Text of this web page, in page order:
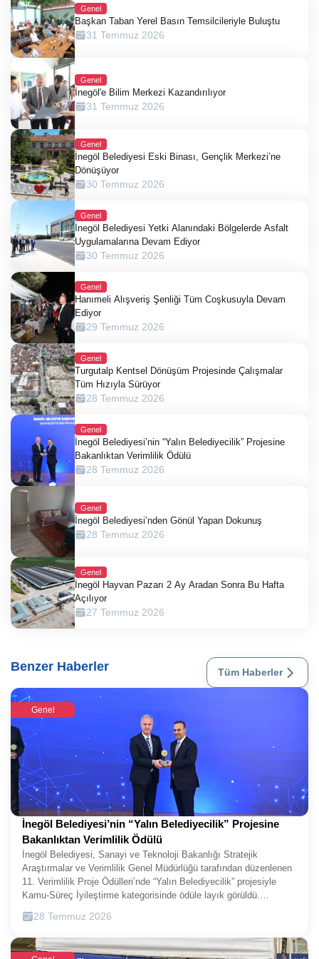
Genel
Başkan Taban Yerel Basın Temsilcileriyle Buluştu
31 Temmuz 2026
Genel
İnegöl'e Bilim Merkezi Kazandırılıyor
31 Temmuz 2026
Genel
İnegöl Belediyesi Eski Binası, Gençlik Merkezi’ne
Dönüşüyor
30 Temmuz 2026
Genel
İnegöl Belediyesi Yetki Alanındaki Bölgelerde Asfalt
Uygulamalarına Devam Ediyor
30 Temmuz 2026
Genel
Hanımeli Alışveriş Şenliği Tüm Coşkusuyla Devam
Ediyor
29 Temmuz 2026
Genel
Turgutalp Kentsel Dönüşüm Projesinde Çalışmalar
Tüm Hızıyla Sürüyor
28 Temmuz 2026
Genel
İnegöl Belediyesi’nin “Yalın Belediyecilik” Projesine
Bakanlıktan Verimlilik Ödülü
28 Temmuz 2026
Genel
İnegöl Belediyesi’nden Gönül Yapan Dokunuş
28 Temmuz 2026
Genel
İnegöl Hayvan Pazarı 2 Ay Aradan Sonra Bu Hafta
Açılıyor
27 Temmuz 2026
Benzer Haberler Tüm Haberler
Genel
İnegöl Belediyesi’nin “Yalın Belediyecilik” Projesine
Bakanlıktan Verimlilik Ödülü
İnegöl Belediyesi, Sanayi ve Teknoloji Bakanlığı Stratejik
Araştırmalar ve Verimlilik Genel Müdürlüğü tarafından düzenlenen
11. Verimlilik Proje Ödülleri’nde “Yalın Belediyecilik” projesiyle
Kamu-Süreç İyileştirme kategorisinde ödüle layık görüldü.
Belediye Başkanı Alper Taban, Ankara’da düzenlenen törende
ödülü Sanayi ve Teknoloji Bakanı Mehmet Fatih Kacır’dan
aldı.Sanayi ve Teknoloji Bakanlığı Stratejik Araştırmalar ve
Verimlilik Genel Müdürlüğü tarafından düzenlenen Verimlilik Proje
28 Temmuz 2026